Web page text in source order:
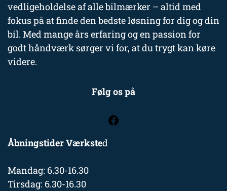
vedligeholdelse af alle bilmærker – altid med
fokus på at finde den bedste løsning for dig og din
bil. Med mange års erfaring og en passion for
godt håndværk sørger vi for, at du trygt kan køre
videre.
Følg os på
Åbningstider Værksted
Mandag: 6.30-16.30
Tirsdag: 6.30-16.30